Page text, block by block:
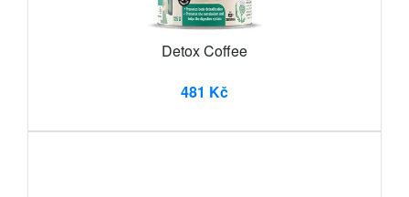
Detox Coffee
481 Kč